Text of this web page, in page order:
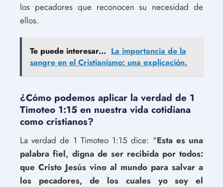
los pecadores que reconocen su necesidad de
ellos.
Te puede interesar... La importancia de la
sangre en el Cristianismo: una explicación.
¿Cómo podemos aplicar la verdad de 1
Timoteo 1:15 en nuestra vida cotidiana
como cristianos?
La verdad de 1 Timoteo 1:15 dice: "Esta es una
palabra fiel, digna de ser recibida por todos:
que Cristo Jesús vino al mundo para salvar a
los pecadores, de los cuales yo soy el